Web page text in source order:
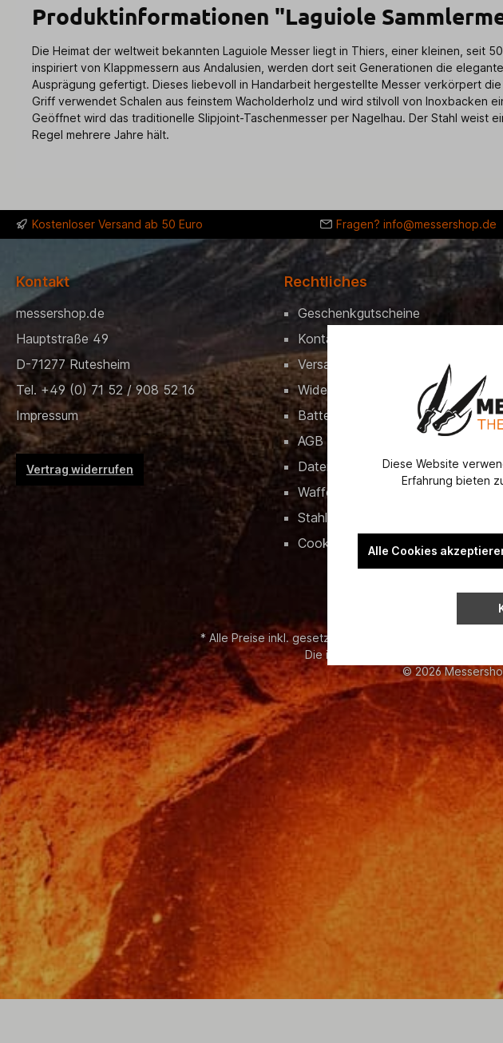
Produktinformationen "Laguiole
Die Heimat der weltweit bekannten Laguiole Messer liegt in Thiers, einer kleinen, seit
inspiriert von Klappmessern aus Andalusien, werden dort seit Generationen die
Ausprägung gefertigt. Dieses liebevoll in Handarbeit hergestellte Messer verkörpert
Griff verwendet Schalen aus feinstem Wacholderholz und wird stilvoll von Inoxbacken
Geöffnet wird das traditionelle Slipjoint-Taschenmesser per Nagelhau. Der Stahl weist
Regel mehrere Jahre hält.
Kostenloser Versand ab 50 Euro Fragen?info@messershop.de
Kontakt
messershop.de
Hauptstraße 49
D-71277 Rutesheim
Tel. +49 (0) 71 52 / 908 52 16
Impressum
Vertrag widerrufen
Rechtliches
Geschenkgutscheine
Kontakt
Versand & Bezahlung
Widerrufsrecht
Batterieverordnung
AGB
Datenschutz
Waffenrecht
Stahlschlüssel
Cookies
* Alle Preise inkl. gesetzl. Mehrwertsteuer zzgl.
Die im Shop erwähnten Namen,
© 2026
Diese Website
Erfahrung bieten
Alle Cookies